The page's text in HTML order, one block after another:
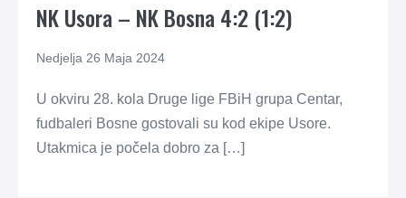
NK Usora – NK Bosna 4:2 (1:2)
Nedjelja 26 Maja 2024
U okviru 28. kola Druge lige FBiH grupa Centar,
fudbaleri Bosne gostovali su kod ekipe Usore.
Utakmica je počela dobro za […]